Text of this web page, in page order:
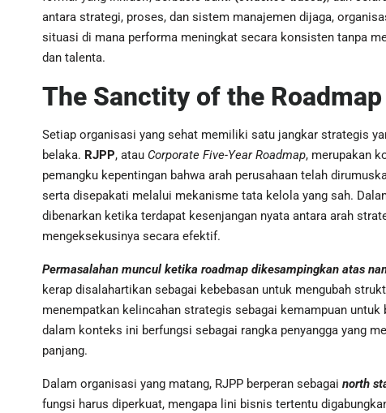
antara strategi, proses, dan sistem manajemen dijaga,
situasi di mana performa meningkat secara konsisten tanpa
dan talenta.
The Sanctity of the Roadmap
Setiap organisasi yang sehat memiliki satu jangkar strategis
belaka. RJPP, atau Corporate Five-Year Roadmap, merupakan
pemangku kepentingan bahwa arah perusahaan telah
serta disepakati melalui mekanisme tata kelola yang sah.
dibenarkan ketika terdapat kesenjangan nyata antara arah
mengeksekusinya secara efektif.
Permasalahan muncul ketika roadmap dikesampingkan atas
kerap disalahartikan sebagai kebebasan untuk mengubah
menempatkan kelincahan strategis sebagai kemampuan
dalam konteks ini berfungsi sebagai rangka penyangga yang
panjang.
Dalam organisasi yang matang, RJPP berperan sebagai north
fungsi harus diperkuat, mengapa lini bisnis tertentu